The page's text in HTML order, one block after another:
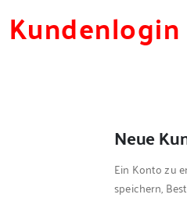
Kundenlogin
Neue
Ein Konto zu
speichern,